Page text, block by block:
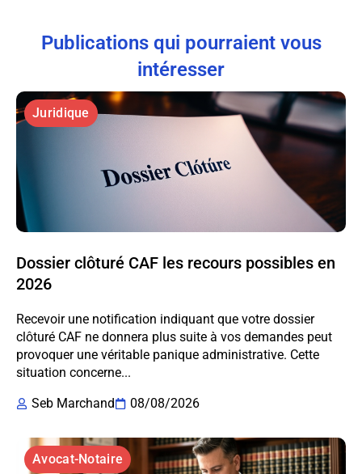
Publications qui pourraient vous
intéresser
Juridique
Dossier clôturé CAF les recours possibles en
2026
Recevoir une notification indiquant que votre dossier
clôturé CAF ne donnera plus suite à vos demandes peut
provoquer une véritable panique administrative. Cette
situation concerne...
Seb Marchand
08/08/2026
Avocat-Notaire